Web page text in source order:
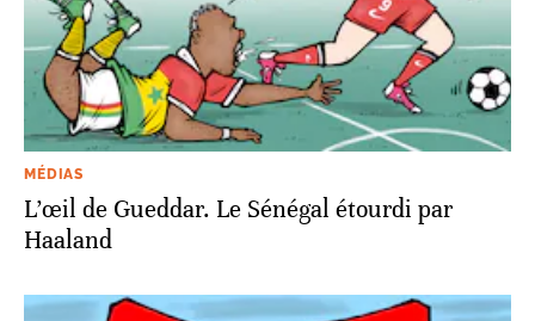
MÉDIAS
L’œil de Gueddar. Le Sénégal étourdi par
Haaland